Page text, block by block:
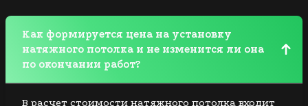
Как формируется цена на установку
натяжного потолка и не изменится ли она
по окончании работ?
В расчет стоимости натяжного потолка входит